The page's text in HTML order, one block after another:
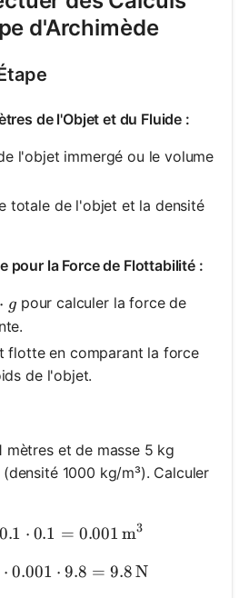
d'Archimède
de l'Objet et du Fluide :
l'objet immergé ou le volume
totale de l'objet et la densité
pour la Force de Flottabilité :
\cdot V \cdot g
⋅ g pour calculer la force de
flotte en comparant la force
de l'objet.
mètres et de masse 5 kg
1000 kg/m³). Calculer
V = 0.1 \cdot 0.1 \cdot
0.1 ⋅ 0.1 = 0.001 m3
F_b = 1000 \cdot 0.001
⋅ 0.001 ⋅ 9.8 = 9.8N